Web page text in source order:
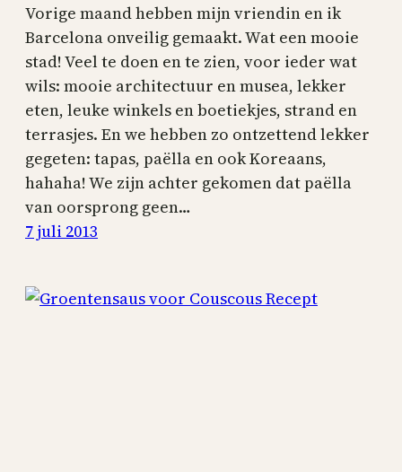
Vorige maand hebben mijn vriendin en ik
Barcelona onveilig gemaakt. Wat een mooie
stad! Veel te doen en te zien, voor ieder wat
wils: mooie architectuur en musea, lekker
eten, leuke winkels en boetiekjes, strand en
terrasjes. En we hebben zo ontzettend lekker
gegeten: tapas, paëlla en ook Koreaans,
hahaha! We zijn achter gekomen dat paëlla
van oorsprong geen…
7 juli 2013